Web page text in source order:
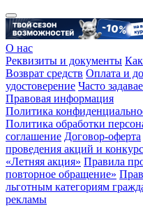
О нас
Реквизиты и документы
Возврат средств Оплата и
удостоверение Часто
Правовая информация
Политика
Политика обработки
соглашение Договор-оферта
проведения акций и
«Летняя акция» Правила
повторное обращение»
льготным категориям
рекламы